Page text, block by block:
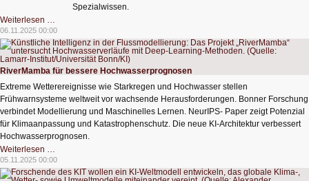
Spezialwissen.
Weiterlesen …
für
einfache
Datenerfassung
in
Produktionsanlagen
06.11.2025 00:00
RiverMamba für bessere Hochwasserprognosen
Extreme Wetterereignisse wie Starkregen und Hochwasser stellen
Frühwarnsysteme weltweit vor wachsende Herausforderungen. Bonner Forschung
verbindet Modellierung und Maschinelles Lernen. NeurIPS- Paper zeigt Potenzial
für Klimaanpassung und Katastrophenschutz. Die neue KI-Architektur verbessert
Hochwasserprognosen.
Weiterlesen …
für
bessere
Hochwasserprognosen
05.11.2025 00:00